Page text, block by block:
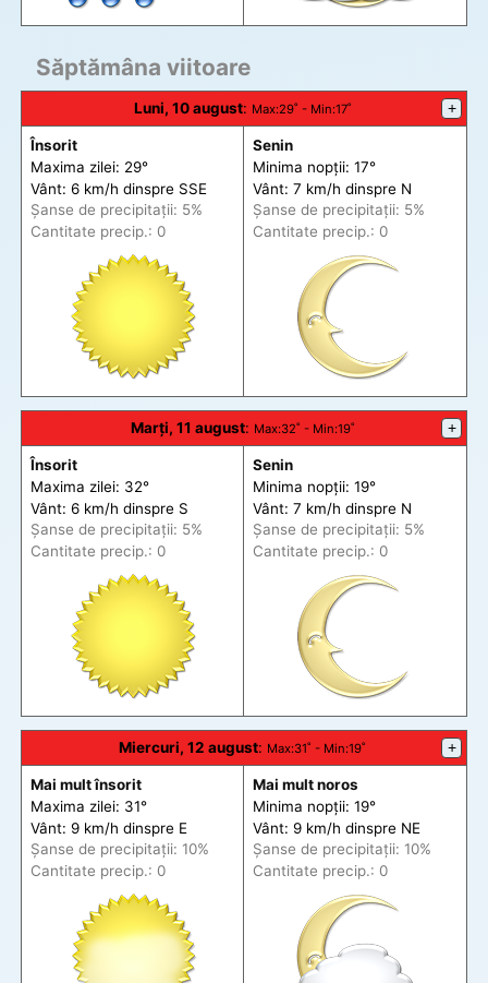
Săptămâna viitoare
Luni, 10 august: Max:29˚ - Min:17˚ +
Însorit
Maxima zilei: 29°
Vânt: 6 km/h dinspre SSE
Șanse de precipitații: 5%
Cantitate precip.: 0
Senin
Minima nopții: 17°
Vânt: 7 km/h dinspre N
Șanse de precipitații: 5%
Cantitate precip.: 0
Marți, 11 august: Max:32˚ - Min:19˚ +
Însorit
Maxima zilei: 32°
Vânt: 6 km/h dinspre S
Șanse de precipitații: 5%
Cantitate precip.: 0
Senin
Minima nopții: 19°
Vânt: 7 km/h dinspre N
Șanse de precipitații: 5%
Cantitate precip.: 0
Miercuri, 12 august: Max:31˚ - Min:19˚ +
Mai mult însorit
Maxima zilei: 31°
Vânt: 9 km/h dinspre E
Șanse de precipitații: 10%
Cantitate precip.: 0
Mai mult noros
Minima nopții: 19°
Vânt: 9 km/h dinspre NE
Șanse de precipitații: 10%
Cantitate precip.: 0